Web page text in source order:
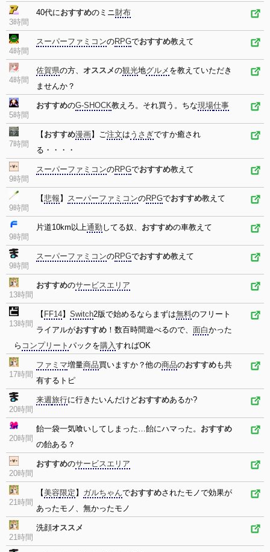
3時間
40代におすすめのミニ財布
4時間
スーパーファミコンのRPGでおすすめ教えて
4時間
佐賀県の方、 オススメの観光地グルメ を教えていただき
ませんか？
5時間
おすすめのG-SHOCK教えろ。それ買う。ちな現場仕事
7時間
【 おすすめ漫画】ご注文は うさぎですか癒され
る・・・・
9時間
スーパーファミコンのRPGでおすすめ教えて
9時間
【悲報 】 スーパーファミコンのRPGでおすすめ教えて
9時間
片道10km以上通勤 してる奴、 おすすめの車教えて
9時間
スーパーファミコンのRPGでおすすめ教えて
13時間
おすすめのサービスエリア
13時間
【 FF14】 Switch2版で始めるならまずは無料のフリート
ライアルがおすすめ ！数百時間遊べるので、 面白かった
ら コンプリート パックを購入すればOK
17時間
ファミマ増量商品買いますか？他の商品のおすすめも共
有するトピ
20時間
来週旅行に行きたいんだけどおすすめあるか?
20時間
飴一袋一気喰いしてしまった…飴にハマった。 おすすめ
の飴ある？
20時間
おすすめのサービスエリア
21時間
【美容限定 】 ガルちゃんでおすすめされたモノで効果が
あったモノ、無かったモノ
21時間
洗顔オススメ